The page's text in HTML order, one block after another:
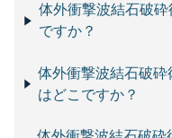
体外衝撃波結石破
ですか？
体外衝撃波結石破
はどこですか？